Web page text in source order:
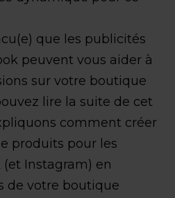
que les publicités
peuvent vous aider à
sur votre boutique
lire la suite de cet
comment créer
produits pour les
Instagram) en
de votre boutique